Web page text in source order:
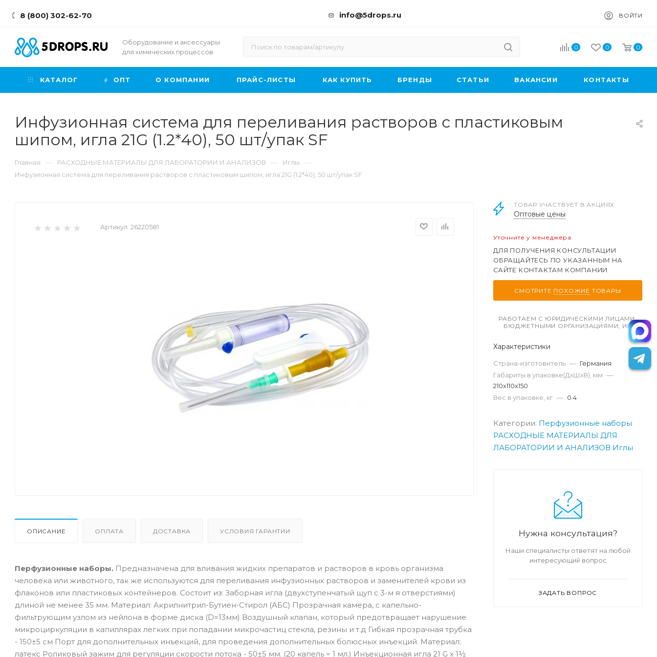
8 (800) 302-62-70 ВОЙТИ
info@5drops.ru
Оборудование и аксессуары
для химических процессов
0 0 0
КАТАЛОГ ОПТ О КОМПАНИИ ПРАЙС-ЛИСТЫ КАК КУПИТЬ БРЕНДЫ CТАТЬИ ВАКАНСИИ КОНТАКТЫ
Инфузионная система для переливания растворов с пластиковым
шипом, игла 21G (1.2*40), 50 шт/упак SF
Главная — РАСХОДНЫЕ МАТЕРИАЛЫ ДЛЯ ЛАБОРАТОРИИ И АНАЛИЗОВ — Иглы —
Инфузионная система для переливания растворов с пластиковым шипом, игла 21G (1.2*40), 50 шт/упак SF
Артикул: 26220581
ОПИСАНИЕ ОПЛАТА ДОСТАВКА УСЛОВИЯ ГАРАНТИИ
Перфузионные наборы. Предназначена для вливания жидких препаратов и растворов в кровь организма
человека или животного, так же используются для переливания инфузионных растворов и заменителей крови из
флаконов или пластиковых контейнеров. Состоит из: Заборная игла (двухступенчатый щуп с 3-м я отверстиями)
длиной не менее 35 мм. Материал: Акрилнитрил-Бутиен-Стирол (АБС) Прозрачная камера, с капельно-
фильтрующим узлом из нейлона в форме диска (D=13мм) Воздушный клапан, который предотвращает нарушение
микроциркуляции в капиллярах легких при попадании микрочастиц стекла, резины и т.д Гибкая прозрачная трубка
- 150±5 см Порт для дополнительных инъекций, для проведения дополнительных болюсных инъекций. Материал:
латекс Роликовый зажим для регуляции скорости потока - 50±5 мм. (20 капель = 1 мл.) Инъекционная игла 21 G х 1½
ТОВАР УЧАСТВУЕТ В АКЦИЯХ
Оптовые цены
Уточните у менеджера
ДЛЯ ПОЛУЧЕНИЯ КОНСУЛЬТАЦИИ
ОБРАЩАЙТЕСЬ ПО УКАЗАННЫМ НА
САЙТЕ КОНТАКТАМ КОМПАНИИ
СМОТРИТЕ ПОХОЖИЕ ТОВАРЫ
РАБОТАЕМ С ЮРИДИЧЕСКИМИ ЛИЦАМИ,
БЮДЖЕТНЫМИ ОРГАНИЗАЦИЯМИ, ИП
Характеристики
Страна-изготовитель — Германия
Габариты в упаковке(ДxШxВ), мм —
210х110х150
Вес в упаковке, кг — 0.4
Категории: Перфузионные наборы
РАСХОДНЫЕ МАТЕРИАЛЫ ДЛЯ
ЛАБОРАТОРИИ И АНАЛИЗОВ Иглы
Нужна консультация?
Наши специалисты ответят на любой
интересующий вопрос
ЗАДАТЬ ВОПРОС